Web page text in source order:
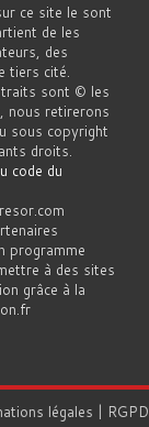
ce site le sont
de les
des
tiers cité.
sont © les
nous retirerons
sous copyright
droits.
code du
programme
à des sites
grâce à la
légales | RGPD